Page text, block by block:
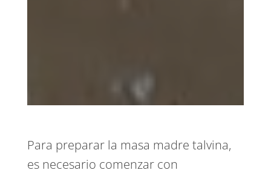
Para preparar la masa madre talvina,
es necesario comenzar con